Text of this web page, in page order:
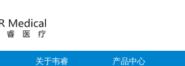
关于韦睿 产品中心